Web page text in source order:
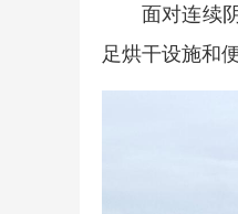
面对连续
足烘干设施和